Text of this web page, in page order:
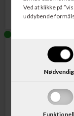
Ved at klikke på
uddybende